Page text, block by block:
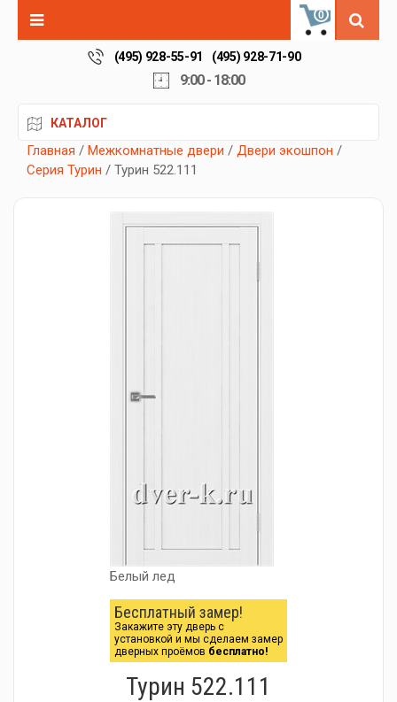
0
(495) 928-55-91 (495) 928-71-90
9:00 - 18:00
КАТАЛОГ
Главная / Межкомнатные двери / Двери экошпон /
Серия Турин / Турин 522.111
Белый лед
Бесплатный замер!
Закажите эту дверь с
установкой и мы сделаем замер
дверных проёмов бесплатно!
Турин 522.111